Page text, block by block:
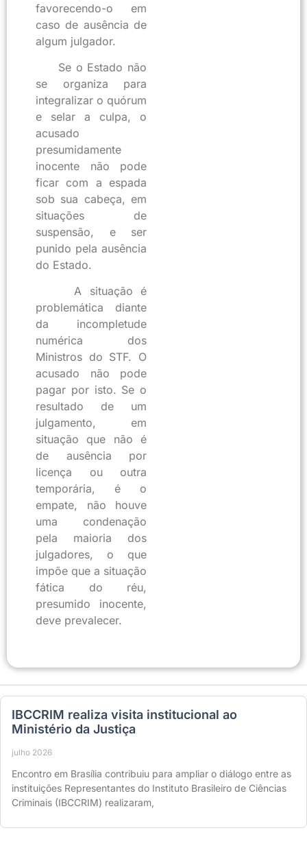
favorecendo-o em
caso de ausência de
algum julgador.
Se o Estado não
se organiza para
integralizar o quórum
e selar a culpa, o
acusado
presumidamente
inocente não pode
ficar com a espada
sob sua cabeça, em
situações de
suspensão, e ser
punido pela ausência
do Estado.
A situação é
problemática diante
da incompletude
numérica dos
Ministros do STF. O
acusado não pode
pagar por isto. Se o
resultado de um
julgamento, em
situação que não é
de ausência por
licença ou outra
temporária, é o
empate, não houve
uma condenação
pela maioria dos
julgadores, o que
impõe que a situação
fática do réu,
presumido inocente,
deve prevalecer.
IBCCRIM realiza visita institucional ao
Ministério da Justiça
julho 2026
Encontro em Brasília contribuiu para ampliar o diálogo entre as
instituições Representantes do Instituto Brasileiro de Ciências
Criminais (IBCCRIM) realizaram,